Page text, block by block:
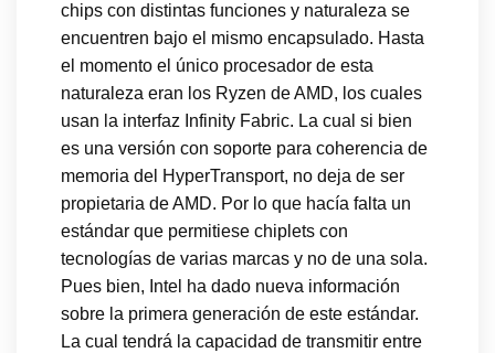
chips con distintas funciones y naturaleza se
encuentren bajo el mismo encapsulado. Hasta
el momento el único procesador de esta
naturaleza eran los Ryzen de AMD, los cuales
usan la interfaz Infinity Fabric. La cual si bien
es una versión con soporte para coherencia de
memoria del HyperTransport, no deja de ser
propietaria de AMD. Por lo que hacía falta un
estándar que permitiese chiplets con
tecnologías de varias marcas y no de una sola.
Pues bien, Intel ha dado nueva información
sobre la primera generación de este estándar.
La cual tendrá la capacidad de transmitir entre